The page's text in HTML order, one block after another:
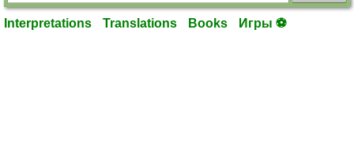
Interpretations Translations Books Игры ⚽